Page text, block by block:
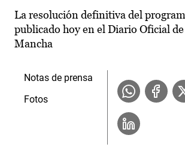
La resolución definitiva del
publicado hoy en el Diario Oficial
Mancha
Notas de prensa
Fotos